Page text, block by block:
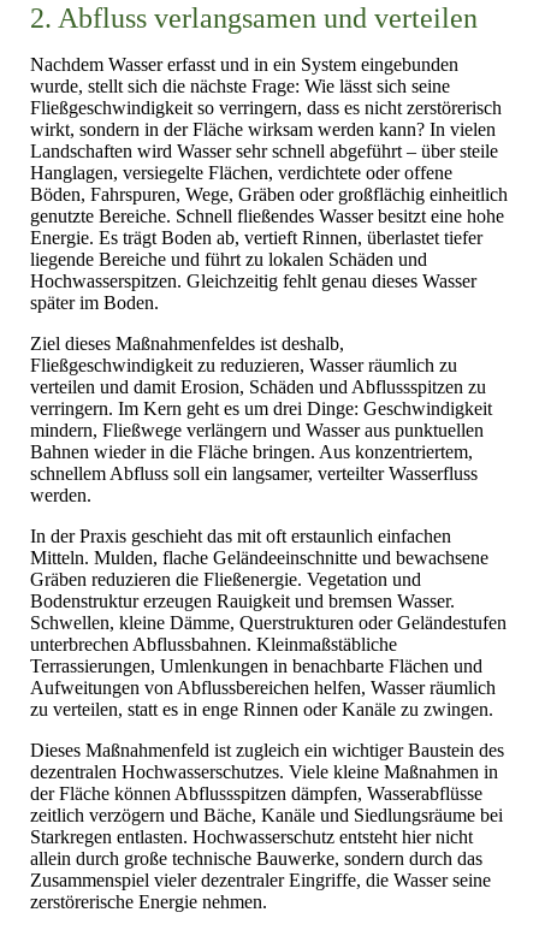
2. Abfluss verlangsamen und verteilen
Nachdem Wasser erfasst und in ein System eingebunden
wurde, stellt sich die nächste Frage: Wie lässt sich seine
Fließgeschwindigkeit so verringern, dass es nicht zerstörerisch
wirkt, sondern in der Fläche wirksam werden kann? In vielen
Landschaften wird Wasser sehr schnell abgeführt – über steile
Hanglagen, versiegelte Flächen, verdichtete oder offene
Böden, Fahrspuren, Wege, Gräben oder großflächig einheitlich
genutzte Bereiche. Schnell fließendes Wasser besitzt eine hohe
Energie. Es trägt Boden ab, vertieft Rinnen, überlastet tiefer
liegende Bereiche und führt zu lokalen Schäden und
Hochwasserspitzen. Gleichzeitig fehlt genau dieses Wasser
später im Boden.
Ziel dieses Maßnahmenfeldes ist deshalb,
Fließgeschwindigkeit zu reduzieren, Wasser räumlich zu
verteilen und damit Erosion, Schäden und Abflussspitzen zu
verringern. Im Kern geht es um drei Dinge: Geschwindigkeit
mindern, Fließwege verlängern und Wasser aus punktuellen
Bahnen wieder in die Fläche bringen. Aus konzentriertem,
schnellem Abfluss soll ein langsamer, verteilter Wasserfluss
werden.
In der Praxis geschieht das mit oft erstaunlich einfachen
Mitteln. Mulden, flache Geländeeinschnitte und bewachsene
Gräben reduzieren die Fließenergie. Vegetation und
Bodenstruktur erzeugen Rauigkeit und bremsen Wasser.
Schwellen, kleine Dämme, Querstrukturen oder Geländestufen
unterbrechen Abflussbahnen. Kleinmaßstäbliche
Terrassierungen, Umlenkungen in benachbarte Flächen und
Aufweitungen von Abflussbereichen helfen, Wasser räumlich
zu verteilen, statt es in enge Rinnen oder Kanäle zu zwingen.
Dieses Maßnahmenfeld ist zugleich ein wichtiger Baustein des
dezentralen Hochwasserschutzes. Viele kleine Maßnahmen in
der Fläche können Abflussspitzen dämpfen, Wasserabflüsse
zeitlich verzögern und Bäche, Kanäle und Siedlungsräume bei
Starkregen entlasten. Hochwasserschutz entsteht hier nicht
allein durch große technische Bauwerke, sondern durch das
Zusammenspiel vieler dezentraler Eingriffe, die Wasser seine
zerstörerische Energie nehmen.